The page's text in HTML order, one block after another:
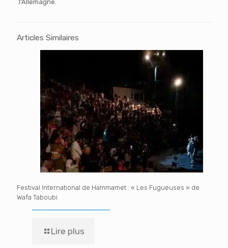
l’Allemagne.
Articles Similaires
Festival International de Hammamet : « Les Fugueuses » de
Wafa Taboubi
Lire plus